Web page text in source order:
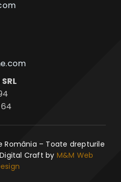
România – Toate drepturile
Craft by M&M Web